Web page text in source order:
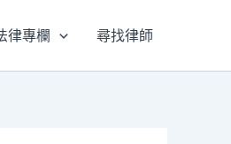
律專欄 尋找律師